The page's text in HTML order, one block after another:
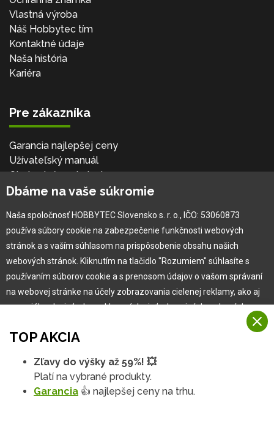
Vlastná výroba
Náš Hobbytec tím
Kontaktné údaje
Naša história
Kariéra
Pre zákazníka
Garancia najlepšej ceny
Užívateľský manuál
Obchodné podmienky
Zákazník & partner
Novinky
Copyright © 2010 -2026 HOBBYTEC
Mapa stránok ,Zmeniť nastavenia cookies
Dizajn:GLIPS| Systém:Shean s.r.o.
TOP AKCIA
Zľavy do výšky až 59%! 💥
Platí na vybrané produkty.
Garancia 👍 najlepšej ceny na trhu.
Dbáme na vaše súkromie
Naša spoločnosť HOBBYTEC Slovensko s. r. o., IČO: 53060873
používa súbory cookie na zabezpečenie funkčnosti webových
stránok a s vaším súhlasom na prispôsobenie obsahu našich
webových stránok. Kliknutím na tlačidlo "Rozumiem" súhlasíte s
používaním súborov cookie a s prenosom údajov o vašom správaní
na webovej stránke na účely zobrazovania cielenej reklamy, ako aj
na sociálnych sieťach a reklamných sieťach na iných webových
Viac informácií
Na našich webových stránkach používame niekoľko kategórií
Rozumiem